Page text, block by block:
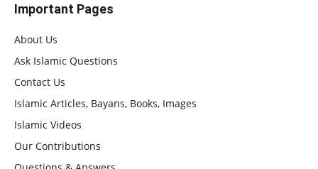
Important Pages
About Us
Ask Islamic Questions
Contact Us
Islamic Articles, Bayans, Books, Images
Islamic Videos
Our Contributions